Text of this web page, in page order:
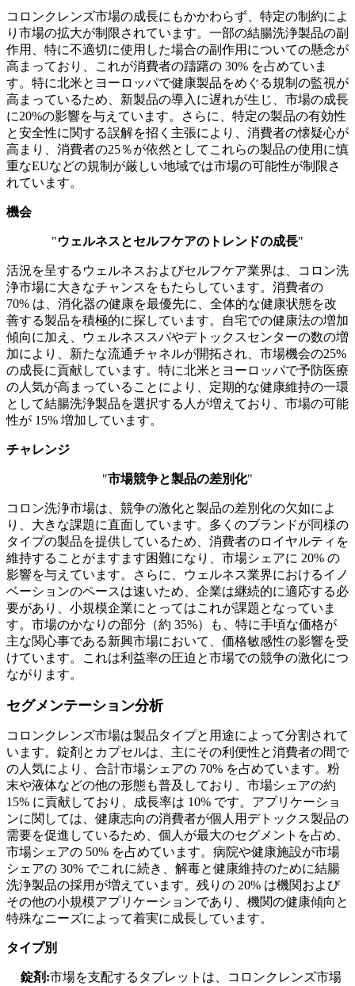
コロンクレンズ市場の成長にもかかわらず、特定の制約によ
り市場の拡大が制限されています。一部の結腸洗浄製品の副
作用、特に不適切に使用した場合の副作用についての懸念が
高まっており、これが消費者の躊躇の 30% を占めていま
す。特に北米とヨーロッパで健康製品をめぐる規制の監視が
高まっているため、新製品の導入に遅れが生じ、市場の成長
に20%の影響を与えています。さらに、特定の製品の有効性
と安全性に関する誤解を招く主張により、消費者の懐疑心が
高まり、消費者の25％が依然としてこれらの製品の使用に慎
重なEUなどの規制が厳しい地域では市場の可能性が制限さ
れています。
機会
"ウェルネスとセルフケアのトレンドの成長"
活況を呈するウェルネスおよびセルフケア業界は、コロン洗
浄市場に大きなチャンスをもたらしています。消費者の
70% は、消化器の健康を最優先に、全体的な健康状態を改
善する製品を積極的に探しています。自宅での健康法の増加
傾向に加え、ウェルネススパやデトックスセンターの数の増
加により、新たな流通チャネルが開拓され、市場機会の25%
の成長に貢献しています。特に北米とヨーロッパで予防医療
の人気が高まっていることにより、定期的な健康維持の一環
として結腸洗浄製品を選択する人が増えており、市場の可能
性が 15% 増加しています。
チャレンジ
"市場競争と製品の差別化"
コロン洗浄市場は、競争の激化と製品の差別化の欠如によ
り、大きな課題に直面しています。多くのブランドが同様の
タイプの製品を提供しているため、消費者のロイヤルティを
維持することがますます困難になり、市場シェアに 20% の
影響を与えています。さらに、ウェルネス業界におけるイノ
ベーションのペースは速いため、企業は継続的に適応する必
要があり、小規模企業にとってはこれが課題となっていま
す。市場のかなりの部分（約 35%）も、特に手頃な価格が
主な関心事である新興市場において、価格敏感性の影響を受
けています。これは利益率の圧迫と市場での競争の激化につ
ながります。
セグメンテーション分析
コロンクレンズ市場は製品タイプと用途によって分割されて
います。錠剤とカプセルは、主にその利便性と消費者の間で
の人気により、合計市場シェアの 70% を占めています。粉
末や液体などの他の形態も普及しており、市場シェアの約
15% に貢献しており、成長率は 10% です。アプリケーショ
ンに関しては、健康志向の消費者が個人用デトックス製品の
需要を促進しているため、個人が最大のセグメントを占め、
市場シェアの 50% を占めています。病院や健康施設が市場
シェアの 30% でこれに続き、解毒と健康維持のために結腸
洗浄製品の採用が増えています。残りの 20% は機関および
その他の小規模アプリケーションであり、機関の健康傾向と
特殊なニーズによって着実に成長しています。
タイプ別
錠剤:市場を支配するタブレットは、コロンクレンズ市場